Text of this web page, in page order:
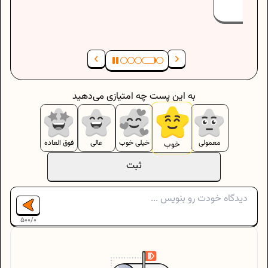
ثبت
معمولی خوب خیلی خوب عالی فوق العاده
به این پست چه امتیازی می‌دهید
500/0